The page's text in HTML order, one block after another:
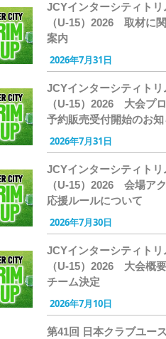
JCYインターシティト
（U-15）2026 取材に
案内
2026年7月31日
JCYインターシティト
（U-15）2026 大会プ
予約販売受付開始のお
2026年7月31日
JCYインターシティト
（U-15）2026 会場ア
応援ルールについて
2026年7月30日
JCYインターシティト
（U-15）2026 大会概
チーム決定
2026年7月10日
第41回 日本クラブユー